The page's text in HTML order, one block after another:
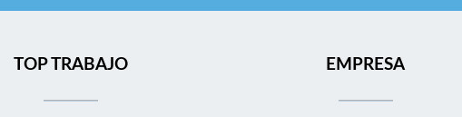
TOP TRABAJO EMPRESA